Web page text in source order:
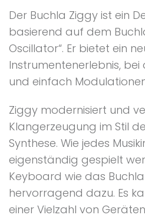
Der Buchla Ziggy ist ein
basierend auf dem
Oscillator“. Er bietet ein
Instrumentenerlebnis,
und einfach
Ziggy modernisiert und
Klangerzeugung im Stil
Synthese. Wie jedes
eigenständig gespielt
Keyboard wie das Buchla
hervorragend dazu. Es
einer Vielzahl von